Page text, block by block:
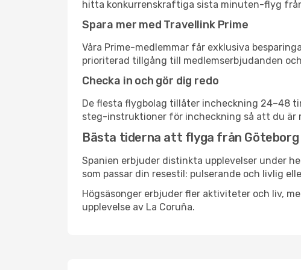
hitta konkurrenskraftiga sista minuten-flyg
Spara mer med Travellink Prime
Våra Prime-medlemmar får exklusiva
prioriterad tillgång till medlemserbjudanden
Checka in och gör dig redo
De flesta flygbolag tillåter incheckning 24–48
steg-instruktioner för incheckning så att du är
Bästa tiderna att flyga från Göteborg
Spanien erbjuder distinkta upplevelser under
som passar din resestil: pulserande och livlig
Högsäsonger erbjuder fler aktiviteter och liv,
upplevelse av La Coruña.